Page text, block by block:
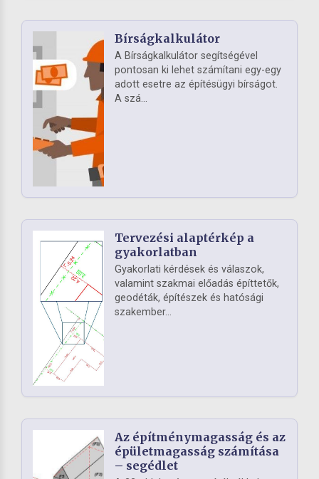
Bírságkalkulátor
A Bírságkalkulátor segítségével
pontosan ki lehet számítani egy-egy
adott esetre az építésügyi bírságot.
A szá...
Tervezési alaptérkép a
gyakorlatban
Gyakorlati kérdések és válaszok,
valamint szakmai előadás építtetők,
geodéták, építészek és hatósági
szakember...
Az építménymagasság és az
épületmagasság számítása
– segédlet